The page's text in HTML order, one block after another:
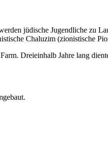
jüdische Jugendliche zu
Chaluzim (zionistische
Dreieinhalb Jahre lang